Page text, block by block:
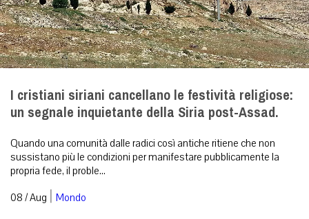
I cristiani siriani cancellano le festività religiose:
un segnale inquietante della Siria post-Assad.
Quando una comunità dalle radici così antiche ritiene che non
sussistano più le condizioni per manifestare pubblicamente la
propria fede, il proble...
08 / Aug | Mondo